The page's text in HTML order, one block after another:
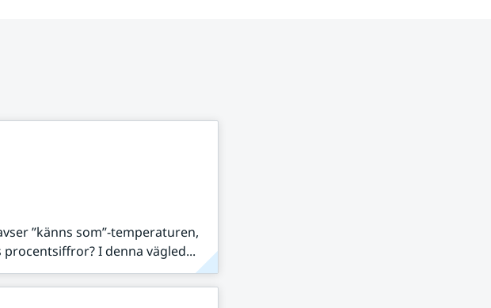
”känns som”-temperaturen,
I denna vägled...